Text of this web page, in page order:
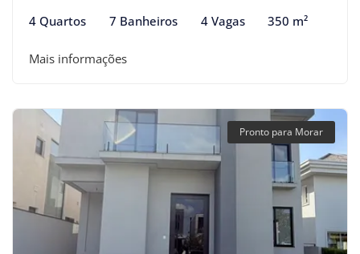
4 Quartos 7 Banheiros 4 Vagas 350 m²
Mais informações
Pronto para Morar